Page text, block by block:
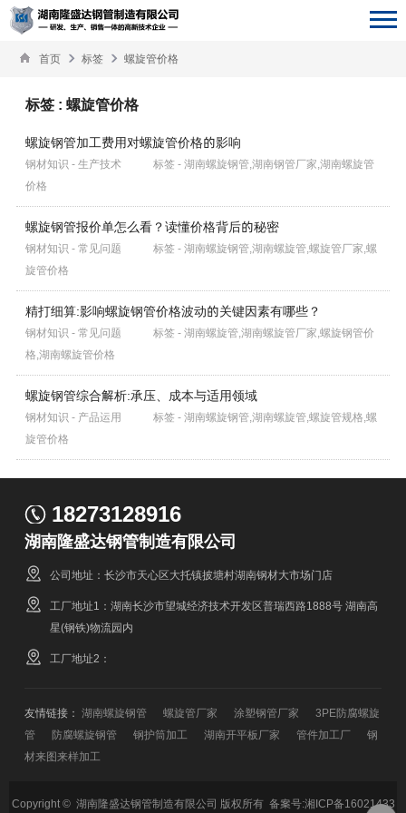
首页 标签 螺旋管价格
标签 : 螺旋管价格
螺旋钢管加工费用对螺旋管价格的影响
钢材知识 - 生产技术
标签 - 湖南螺旋钢管,湖南钢管厂家,湖南螺旋管
价格
螺旋钢管报价单怎么看？读懂价格背后的秘密
钢材知识 - 常见问题
标签 - 湖南螺旋钢管,湖南螺旋管,螺旋管厂家,螺
旋管价格
精打细算:影响螺旋钢管价格波动的关键因素有哪些？
钢材知识 - 常见问题
标签 - 湖南螺旋管,湖南螺旋管厂家,螺旋钢管价
格,湖南螺旋管价格
螺旋钢管综合解析:承压、成本与适用领域
钢材知识 - 产品运用
标签 - 湖南螺旋钢管,湖南螺旋管,螺旋管规格,螺
旋管价格
18273128916
湖南隆盛达钢管制造有限公司
公司地址：长沙市天心区大托镇披塘村湖南钢材大市场门店
工厂地址1：湖南长沙市望城经济技术开发区普瑞西路1888号 湖南高
星(钢铁)物流园内
工厂地址2：
友情链接：湖南螺旋钢管 螺旋管厂家 涂塑钢管厂家
3PE防腐螺旋
管
防腐螺旋钢管 钢护筒加工 湖南开平板厂家 管件加工厂
钢
材来图来样加工
Copyright © 湖南隆盛达钢管制造有限公司 版权所有 备案号:湘ICP备16021433